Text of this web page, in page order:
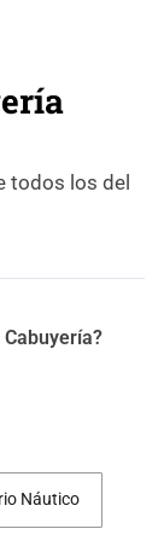
todos los del
Náutico